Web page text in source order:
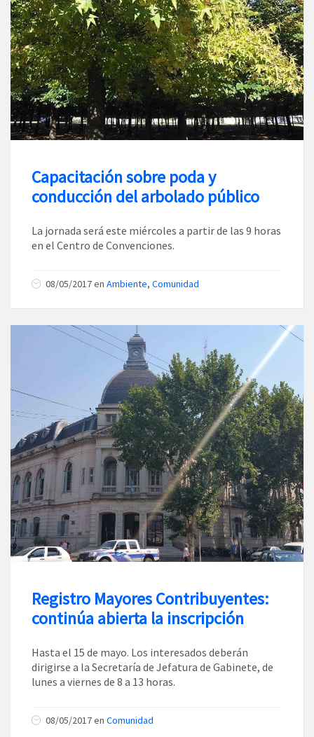
Capacitación sobre poda y
conducción del arbolado público
La jornada será este miércoles a partir de las 9 horas
en el Centro de Convenciones.
08/05/2017en Ambiente, Comunidad
Registro Mayores Contribuyentes:
continúa abierta la inscripción
Hasta el 15 de mayo. Los interesados deberán
dirigirse a la Secretaría de Jefatura de Gabinete, de
lunes a viernes de 8 a 13 horas.
08/05/2017en Comunidad